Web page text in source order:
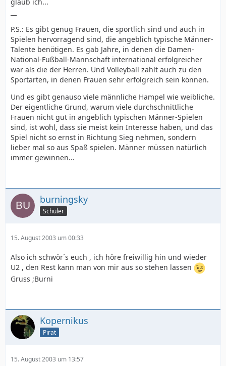
P.S.: Es gibt genug Frauen, die sportlich sind und auch in
Spielen hervorragend sind, die angeblich typische Männer-
Talente benötigen. Es gab Jahre, in denen die Damen-
National-Fußball-Mannschaft international erfolgreicher
war als die der Herren. Und Volleyball zählt auch zu den
Sportarten, in denen Frauen sehr erfolgreich sein können.
Und es gibt genauso viele männliche Hampel wie weibliche.
Der eigentliche Grund, warum viele durchschnittliche
Frauen nicht gut in angeblich typischen Männer-Spielen
sind, ist wohl, dass sie meist kein Interesse haben, und das
Spiel nicht so ernst in Richtung Sieg nehmen, sondern
lieber mal so aus Spaß spielen. Männer müssen natürlich
immer gewinnen...
burningsky
Schüler
15. August 2003 um 00:33
Also ich schwör´s euch , ich höre freiwillig hin und wieder
U2 , den Rest kann man von mir aus so stehen lassen
Gruss ;Burni
Kopernikus
Pirat
15. August 2003 um 13:57